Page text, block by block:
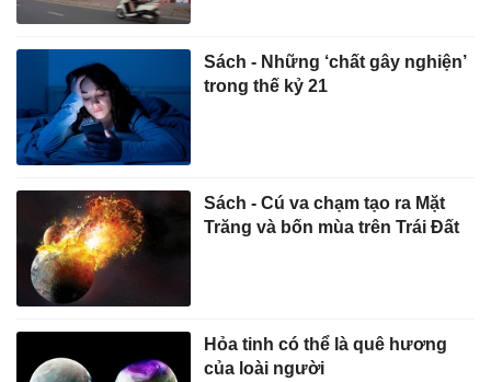
Sách - Những ‘chất gây nghiện’
trong thế kỷ 21
Sách - Cú va chạm tạo ra Mặt
Trăng và bốn mùa trên Trái Đất
Hỏa tinh có thể là quê hương
của loài người